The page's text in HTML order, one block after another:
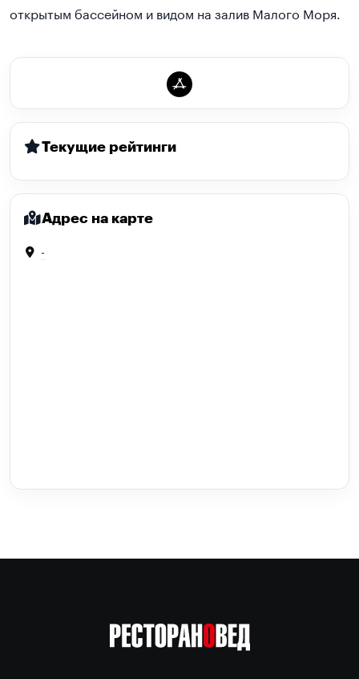
открытым бассейном и видом на залив Малого Моря.
Текущие рейтинги
Адрес на карте
-